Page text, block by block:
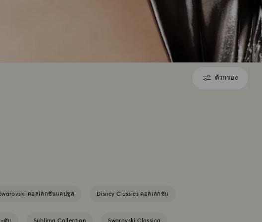
ตัวกรอง
ตัว
คอลเลกชันแคปซูล Disney Classics คอลเลกชัน
ดับ Sublima Collection Swarovski Classica